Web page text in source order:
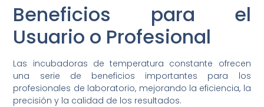
Beneficios para el
Usuario o Profesional
Las incubadoras de temperatura constante ofrecen
una serie de beneficios importantes para los
profesionales de laboratorio, mejorando la eficiencia, la
precisión y la calidad de los resultados.